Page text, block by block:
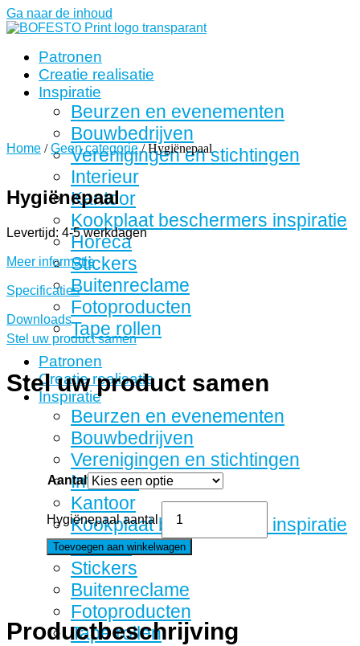
Ga naar de inhoud
Patronen
Creatie realisatie
Inspiratie
Beurzen en evenementen
Bouwbedrijven
Verenigingen en stichtingen
Interieur
Kantoor
Kookplaat beschermers inspiratie
Horeca
Stickers
Buitenreclame
Fotoproducten
Tape rollen
Patronen
Creatie realisatie
Inspiratie
Beurzen en evenementen
Bouwbedrijven
Verenigingen en stichtingen
Interieur
Kantoor
Kookplaat beschermers inspiratie
Horeca
Stickers
Buitenreclame
Fotoproducten
Tape rollen
Home /Geen categorie/ Hygiënepaal
Hygiënepaal
Levertijd: 4-5 werkdagen
Meer informatie
Specificaties
Downloads
Stel uw product samen
Stel uw product samen
Aantal
Hygiënepaal aantal
Toevoegen aan winkelwagen
Productbeschrijving